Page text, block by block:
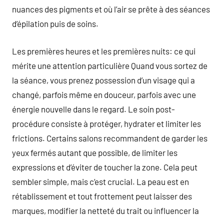
nuances des pigments et où l’air se prête à des séances
d’épilation puis de soins.
Les premières heures et les premières nuits: ce qui
mérite une attention particulière Quand vous sortez de
la séance, vous prenez possession d’un visage qui a
changé, parfois même en douceur, parfois avec une
énergie nouvelle dans le regard. Le soin post-
procédure consiste à protéger, hydrater et limiter les
frictions. Certains salons recommandent de garder les
yeux fermés autant que possible, de limiter les
expressions et d’éviter de toucher la zone. Cela peut
sembler simple, mais c’est crucial. La peau est en
rétablissement et tout frottement peut laisser des
marques, modifier la netteté du trait ou influencer la